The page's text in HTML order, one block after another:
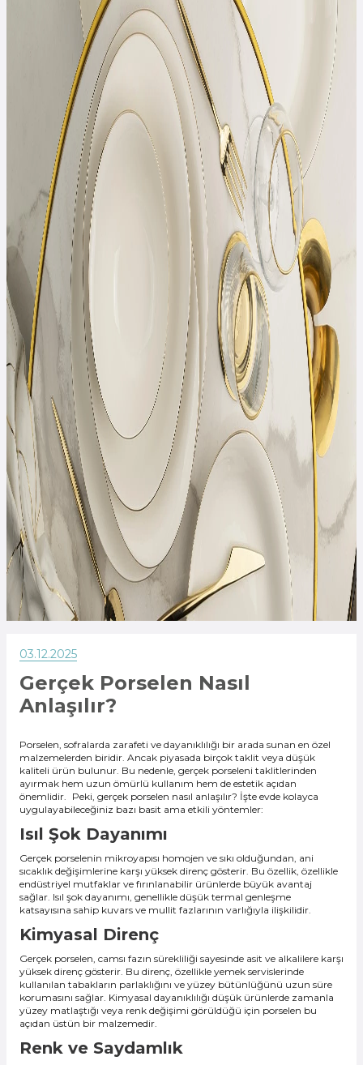
03.12.2025
Gerçek Porselen Nasıl
Anlaşılır?
Porselen, sofralarda zarafeti ve dayanıklılığı bir arada sunan en özel
malzemelerden biridir. Ancak piyasada birçok taklit veya düşük
kaliteli ürün bulunur. Bu nedenle, gerçek porseleni taklitlerinden
ayırmak hem uzun ömürlü kullanım hem de estetik açıdan
önemlidir. Peki, gerçek porselen nasıl anlaşılır? İşte evde kolayca
uygulayabileceğiniz bazı basit ama etkili yöntemler:
Isıl Şok Dayanımı
Gerçek porselenin mikroyapısı homojen ve sıkı olduğundan, ani
sıcaklık değişimlerine karşı yüksek direnç gösterir. Bu özellik, özellikle
endüstriyel mutfaklar ve fırınlanabilir ürünlerde büyük avantaj
sağlar. Isıl şok dayanımı, genellikle düşük termal genleşme
katsayısına sahip kuvars ve mullit fazlarının varlığıyla ilişkilidir.
Kimyasal Direnç
Gerçek porselen, camsı fazın sürekliliği sayesinde asit ve alkalilere karşı
yüksek direnç gösterir. Bu direnç, özellikle yemek servislerinde
kullanılan tabakların parlaklığını ve yüzey bütünlüğünü uzun süre
korumasını sağlar. Kimyasal dayanıklılığı düşük ürünlerde zamanla
yüzey matlaştığı veya renk değişimi görüldüğü için porselen bu
açıdan üstün bir malzemedir.
Renk ve Saydamlık